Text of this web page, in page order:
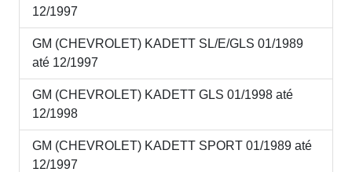
12/1997
GM (CHEVROLET) KADETT SL/E/GLS 01/1989
até 12/1997
GM (CHEVROLET) KADETT GLS 01/1998 até
12/1998
GM (CHEVROLET) KADETT SPORT 01/1989 até
12/1997